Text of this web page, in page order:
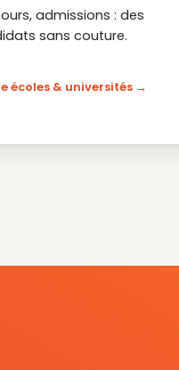
admissions : des
sans couture.
écoles & universités